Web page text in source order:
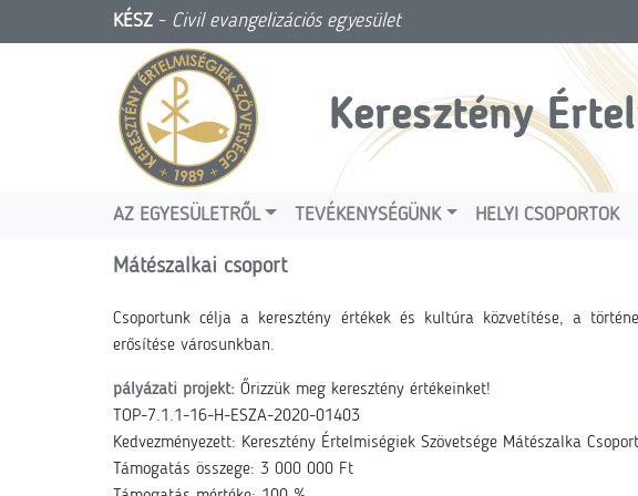
KÉSZ - Civil evangelizációs egyesület
Keresztény
AZ EGYESÜLETRŐL TEVÉKENYSÉGÜNK HELYI CSOPORTOK
Mátészalkai csoport
Csoportunk célja a keresztény értékek és kultúra közvetítése, a
erősítése városunkban.
pályázati projekt: Őrizzük meg keresztény értékeinket!
TOP-7.1.1-16-H-ESZA-2020-01403
Kedvezményezett: Keresztény Értelmiségiek Szövetsége Mátészalka Csoport
Támogatás összege: 3 000 000 Ft